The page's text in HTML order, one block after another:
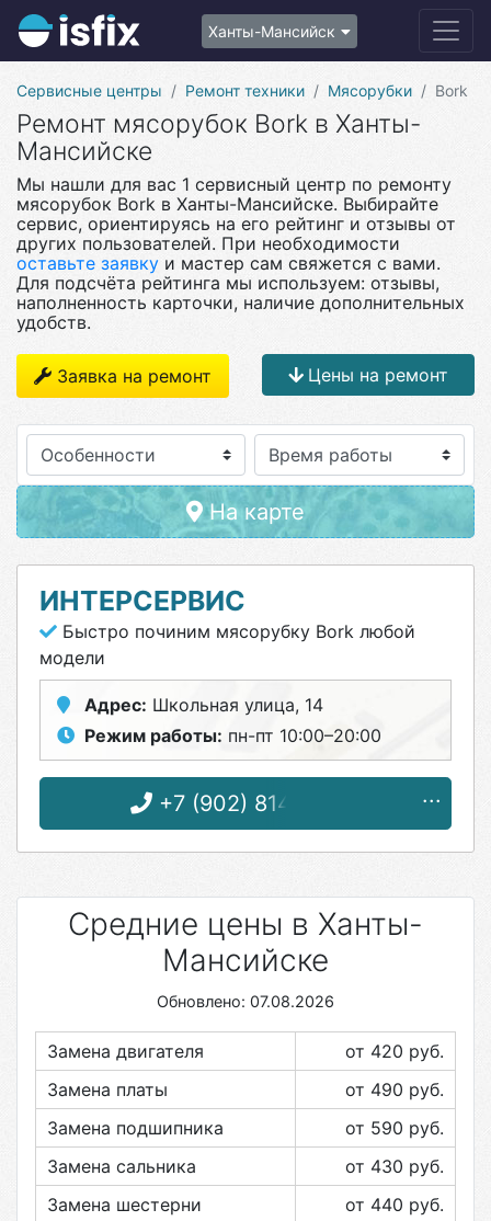
Ханты-Мансийск
Сервисные центры Ремонт техники Мясорубки Bork
Ремонт мясорубок Bork в Ханты-
Мансийске
Мы нашли для вас 1 сервисный центр по ремонту
мясорубок Bork в Ханты-Мансийске. Выбирайте
сервис, ориентируясь на его рейтинг и отзывы от
других пользователей. При необходимости
оставьте заявку и мастер сам свяжется с вами.
Для подсчёта рейтинга мы используем: отзывы,
наполненность карточки, наличие дополнительных
удобств.
Заявка на ремонт Цены на ремонт
Особенности
На карте
ИНТЕРСЕРВИС
Быстро починим мясорубку Bork любой
модели
Адрес: Школьная улица, 14
Режим работы: пн-пт 10:00–20:00
+7 (902) 814-16-32
Средние цены в Ханты-
Мансийске
Обновлено: 07.08.2026
Замена двигателя от 420 руб.
Замена платы
от 490 руб.
Замена подшипника
от 590 руб.
Замена сальника
от 430 руб.
Замена шестерни
от 440 руб.